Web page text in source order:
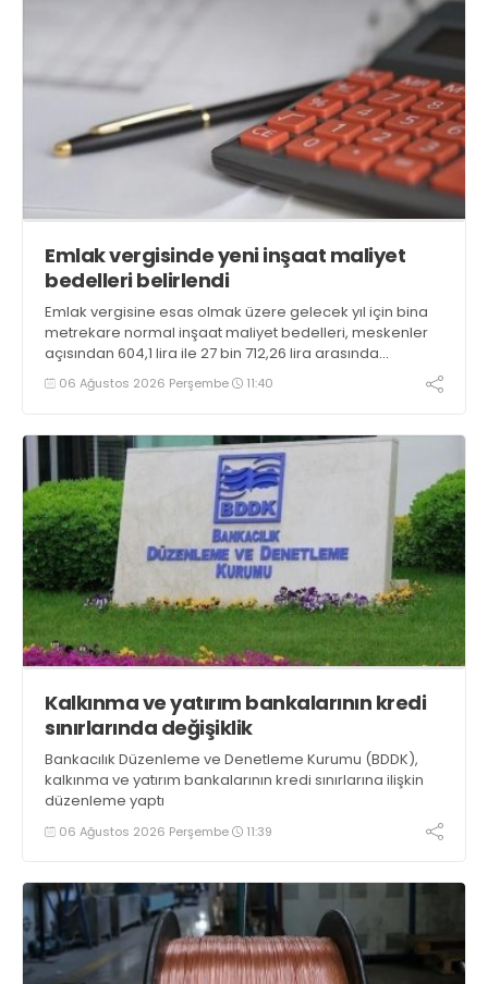
Emlak vergisinde yeni inşaat maliyet
bedelleri belirlendi
Emlak vergisine esas olmak üzere gelecek yıl için bina
metrekare normal inşaat maliyet bedelleri, meskenler
açısından 604,1 lira ile 27 bin 712,26 lira arasında
değişecek
06 Ağustos 2026 Perşembe 11:40
Kalkınma ve yatırım bankalarının kredi
sınırlarında değişiklik
Bankacılık Düzenleme ve Denetleme Kurumu (BDDK),
kalkınma ve yatırım bankalarının kredi sınırlarına ilişkin
düzenleme yaptı
06 Ağustos 2026 Perşembe 11:39